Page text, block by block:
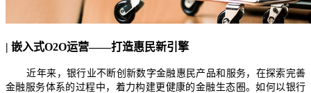
| 嵌入式O2O运营——打造惠民新引擎
​ 近年来，银行业不断创新数字金融惠民产品和服务，在探索完善
金融服务体系的过程中，着力构建更健康的金融生态圈。如何以银行